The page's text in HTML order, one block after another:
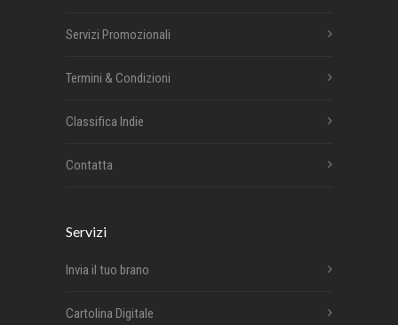
Servizi Promozionali
Termini & Condizioni
Classifica Indie
Contatta
Servizi
Invia il tuo brano
Cartolina Digitale